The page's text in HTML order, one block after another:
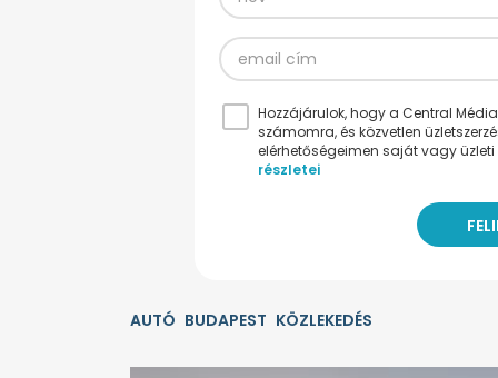
Hozzájárulok, hogy a Central
számomra, és közvetlen
elérhetőségeimen saját vagy
részletei
AUTÓ BUDAPEST KÖZLEKEDÉS